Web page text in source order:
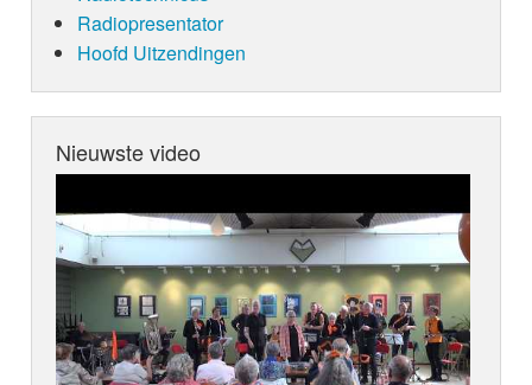
Radiopresentator
Hoofd Uitzendingen
Nieuwste video